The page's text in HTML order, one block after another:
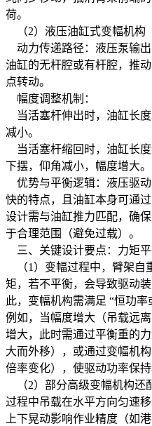
荷。
（2）液压油缸式变幅机构
动力传递路径：液压泵输
油缸的无杆腔或有杆腔，推
点转动。
幅度调整机制：
当活塞杆伸出时，油缸长
减小。
当活塞杆缩回时，油缸长
下摆，仰角减小，幅度增大。
优势与平衡逻辑：液压驱
快的特点，且油缸本身可通
设计需与油缸推力匹配，确
于合理范围（避免过载）。
三、关键设计要点：力矩
（1）变幅过程中，臂架自
矩，若不平衡，会导致驱动
此，变幅机构需满足 “恒功率
例如，当幅度增大（吊载远
增大，此时需通过平衡重的
大而外移），或通过变幅机
倍率变化），使驱动功率保持
（2）部分高级变幅机构还
过程中吊载在水平方向匀速
上下晃动影响作业精度（如